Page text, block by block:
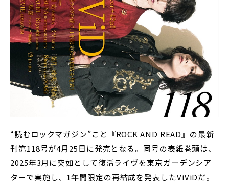
“読むロックマガジン”こと『ROCK AND READ』の最新
刊第118号が4月25日に発売となる。同号の表紙巻頭は、
2025年3月に突如として復活ライヴを東京ガーデンシア
ターで実施し、1年間限定の再結成を発表したViViDだ。